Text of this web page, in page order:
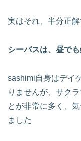
実はそれ、半分正
シーバスは、昼で
sashimi自身はデイ
りませんが、サク
とが非常に多く、
ました